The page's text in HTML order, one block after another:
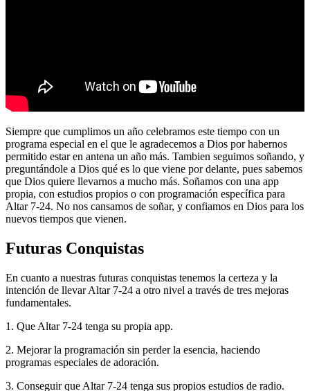
Siempre que cumplimos un año celebramos este tiempo con un
programa especial en el que le agradecemos a Dios por habernos
permitido estar en antena un año más. Tambien seguimos soñando, y
preguntándole a Dios qué es lo que viene por delante, pues sabemos
que Dios quiere llevarnos a mucho más. Soñamos con una app
propia, con estudios propios o con programación específica para
Altar 7-24. No nos cansamos de soñar, y confiamos en Dios para los
nuevos tiempos que vienen.
Futuras Conquistas
En cuanto a nuestras futuras conquistas tenemos la certeza y la
intención de llevar Altar 7-24 a otro nivel a través de tres mejoras
fundamentales.
1. Que Altar 7-24 tenga su propia app.
2. Mejorar la programación sin perder la esencia, haciendo
programas especiales de adoración.
3. Conseguir que Altar 7-24 tenga sus propios estudios de radio.